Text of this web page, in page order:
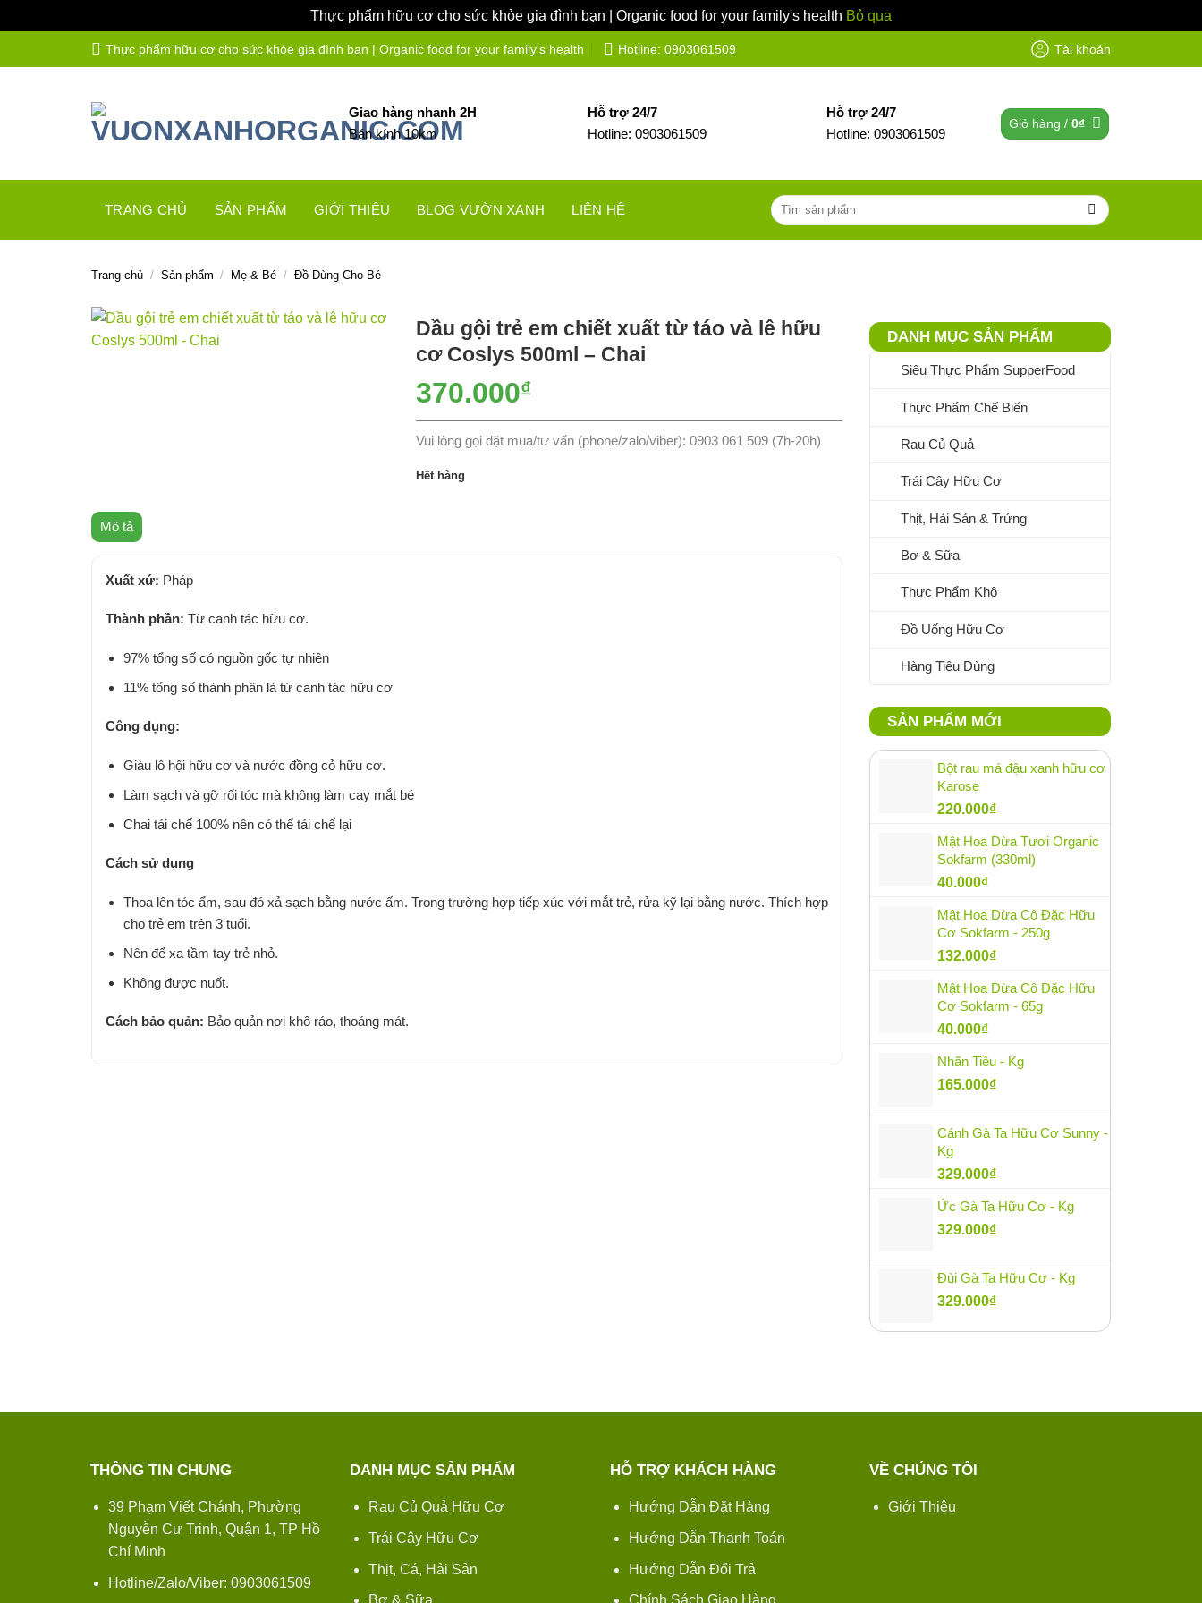
Thực phẩm hữu cơ cho sức khỏe gia đình bạn | Organic food for your family's health Bỏ qua
qua
Thực phẩm hữu cơ cho sức khỏe gia đình bạn | Organic food for your family's health Hotline: 0903061509 Tài khoản
Giao hàng nhanh 2H
Bán kính 10km
Hỗ trợ 24/7
Hotline: 0903061509
Hỗ trợ 24/7
Hotline: 0903061509
Giỏ hàng /0₫
TRANG CHỦ SẢN PHẨM GIỚI THIỆU BLOG VƯỜN XANH LIÊN HỆ
Tìm
kiếm:
Trang chủ / Sản phẩm / Mẹ & Bé / Đồ Dùng Cho Bé
DANH MỤC SẢN PHẨM
Siêu Thực Phẩm SupperFood
Thực Phẩm Chế Biến
Rau Củ Quả
Trái Cây Hữu Cơ
Thịt, Hải Sản & Trứng
Bơ & Sữa
Thực Phẩm Khô
Đồ Uống Hữu Cơ
Hàng Tiêu Dùng
SẢN PHẨM MỚI
Bột rau má đậu xanh hữu cơ
Karose
220.000₫
Mật Hoa Dừa Tươi Organic
Sokfarm (330ml)
40.000₫
Mật Hoa Dừa Cô Đặc Hữu
Cơ Sokfarm - 250g
132.000₫
Mật Hoa Dừa Cô Đặc Hữu
Cơ Sokfarm - 65g
40.000₫
Nhãn Tiêu - Kg
165.000₫
Cánh Gà Ta Hữu Cơ Sunny -
Kg
329.000₫
Ức Gà Ta Hữu Cơ - Kg
329.000₫
Đùi Gà Ta Hữu Cơ - Kg
329.000₫
Dầu gội trẻ em chiết xuất từ táo và lê hữu
cơ Coslys 500ml – Chai
370.000₫
Vui lòng gọi đặt mua/tư vấn (phone/zalo/viber): 0903 061 509 (7h-20h)
Hết hàng
Mô tả
Xuất xứ: Pháp
Thành phần: Từ canh tác hữu cơ.
97% tổng số có nguồn gốc tự nhiên
11% tổng số thành phần là từ canh tác hữu cơ
Công dụng:
Giàu lô hội hữu cơ và nước đồng cỏ hữu cơ.
Làm sạch và gỡ rối tóc mà không làm cay mắt bé
Chai tái chế 100% nên có thể tái chế lại
Cách sử dụng
Thoa lên tóc ẩm, sau đó xả sạch bằng nước ấm. Trong trường hợp tiếp xúc với mắt trẻ, rửa kỹ lại bằng nước. Thích hợp
cho trẻ em trên 3 tuổi.
Nên để xa tầm tay trẻ nhỏ.
Không được nuốt.
Cách bảo quản: Bảo quản nơi khô ráo, thoáng mát.
THÔNG TIN CHUNG
39 Phạm Viết Chánh, Phường
Nguyễn Cư Trinh, Quận 1, TP Hồ
Chí Minh
Hotline/Zalo/Viber: 0903061509
DANH MỤC SẢN PHẨM
Rau Củ Quả Hữu Cơ
Trái Cây Hữu Cơ
Thịt, Cá, Hải Sản
HỖ TRỢ KHÁCH HÀNG
Hướng Dẫn Đặt Hàng
Hướng Dẫn Thanh Toán
Hướng Dẫn Đổi Trả
VỀ CHÚNG TÔI
Giới Thiệu